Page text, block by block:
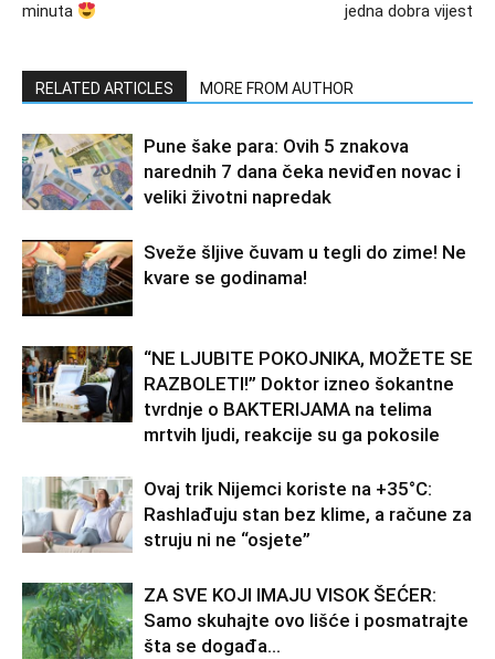
minuta
jedna dobra vijest
RELATED ARTICLES MORE FROM AUTHOR
Pune šake para: Ovih 5 znakova
narednih 7 dana čeka neviđen novac i
veliki životni napredak
Sveže šljive čuvam u tegli do zime! Ne
kvare se godinama!
“NE LJUBITE POKOJNIKA, MOŽETE SE
RAZBOLETI!” Doktor izneo šokantne
tvrdnje o BAKTERIJAMA na telima
mrtvih ljudi, reakcije su ga pokosile
Ovaj trik Nijemci koriste na +35°C:
Rashlađuju stan bez klime, a račune za
struju ni ne “osjete”
ZA SVE KOJI IMAJU VISOK ŠEĆER:
Samo skuhajte ovo lišće i posmatrajte
šta se događa…